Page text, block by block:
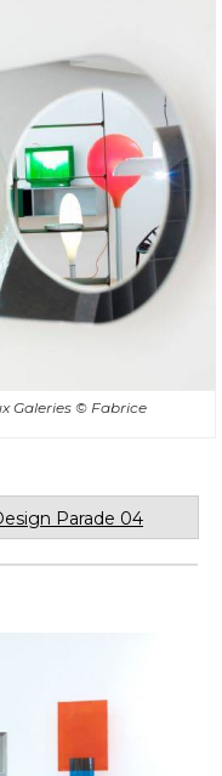
Galeries © Fabrice
Parade 04